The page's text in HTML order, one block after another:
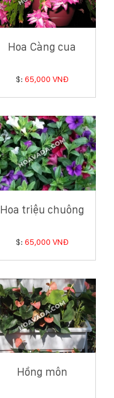
Hoa Càng cua
$: 65,000 VNĐ
Hoa triệu chuông
$: 65,000 VNĐ
Hồng môn